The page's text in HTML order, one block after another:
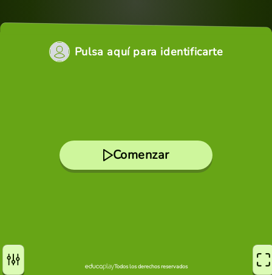
Pulsa aquí para identificarte
Comenzar
Todos los derechos reservados